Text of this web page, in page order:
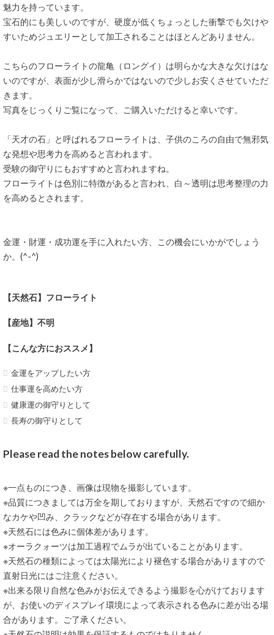
魅力を持っています。
宝石的にも美しいのですが、硬度が低くちょっとした衝撃でも欠けや
すいためジュエリーとして加工されることはほとんどありません。
こちらのフローライトの龍亀（ロングイ）は明らかな大きな欠けはな
いのですが、表面が少し滑らかではないので少しお安くさせていただ
きます。
写真をじっくりご覧になって、ご購入いただけると幸いです。
「天才の石」と呼ばれるフローライトは、子供のころの自由で無邪気
な発想や思考力を高めると言われます。
受験の御守りにもおすすめと言われますね。
フローライトは色別に特徴があると言われ、白～透明は思考整理の力
を高めるとされます。
金運・財運・成功運を手に入れたい方、この機会にいかがでしょう
か。(^-^)
【天然石】フローライト
【産地】不明
【こんな方におススメ】
金運をアップしたい方
仕事運を高めたい方
健康運の御守りとして
長寿の御守りとして
Please read the notes below carefully.
※一点ものにつき、画像は現物を撮影しています。
※品質につきましては万全を期しておりますが、天然石ですので細か
なカケや凹み、クラックなどが存在する場合があります。
※天然石には色みに個体差があります。
※オーラクォーツは加工過程でムラが出ていることがあります。
※天然石の種類によっては太陽光により褪色する場合がありますので
直射日光にはご注意ください。
※出来る限り自然な色みがお伝えできるよう撮影を心がけております
が、お使いのディスプレイ環境によって表示される色みに差が出る場
合があります。ご了承ください。